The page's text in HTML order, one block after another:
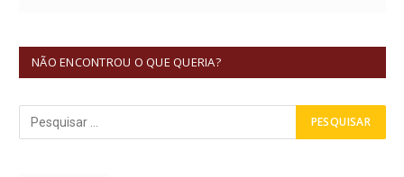
NÃO ENCONTROU O QUE QUERIA?